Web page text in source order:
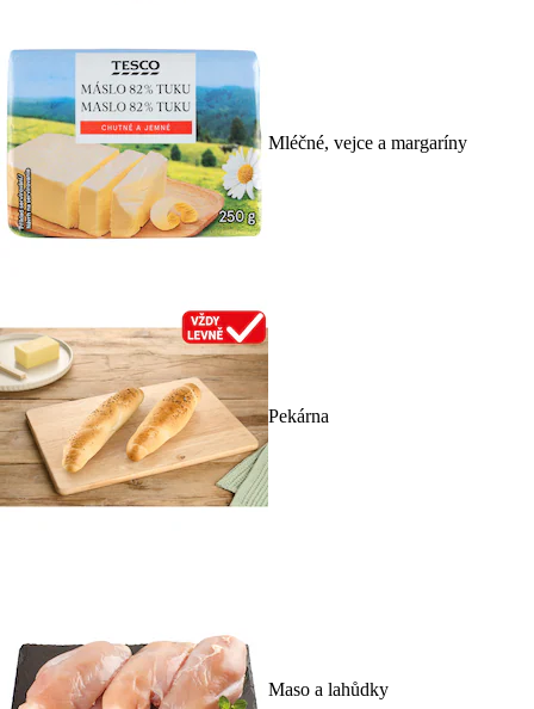
Mléčné, vejce a margaríny
Pekárna
Maso a lahůdky